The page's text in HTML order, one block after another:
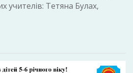
учителів: Тетяна Булах,